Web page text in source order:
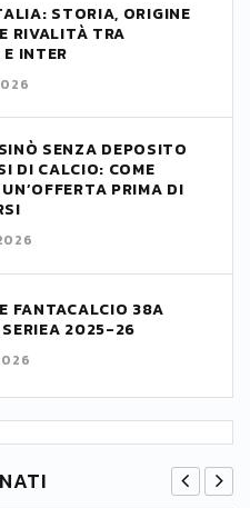
STORIA, ORIGINE
RIVALITÀ TRA
INTER
SENZA DEPOSITO
DI CALCIO: COME
PRIMA DI
FANTACALCIO 38A
SERIEA 2025-26